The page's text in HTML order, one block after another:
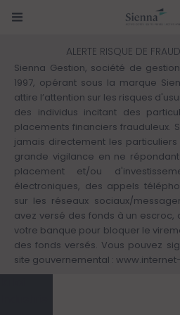
Panneau de gestion des cookies
au
ALERTE RISQUE DE
Sienna Gestion, société de
1997, opérant sous la marque
attire l’attention sur les risques
des individus incitant des
placements financiers frauduleux.
jamais directement les
grande vigilance en ne
placement et/ou
électroniques, des appels
sur les réseaux sociaux/
avez versé des fonds à un
votre banque pour bloquer le
des fonds versés. Vous pouvez
site gouvernemental :
profil :
Découvrir
nos
autres
expertises
Solutions
d'investissement
Actifs
cotés
Finance
responsable
Kiosque
Tout sur